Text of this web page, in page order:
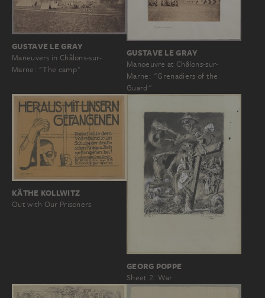
GUSTAVE LE GRAY
Maneuvers in Châlons-sur-
Marne: "The camp"
GUSTAVE LE GRAY
Manoeuvre at Châlons-sur-
Marne: "Grenadiers of the
Guard"
KÄTHE KOLLWITZ
Out with Our Prisoners
GEORG POPPE
Sheet 2: War